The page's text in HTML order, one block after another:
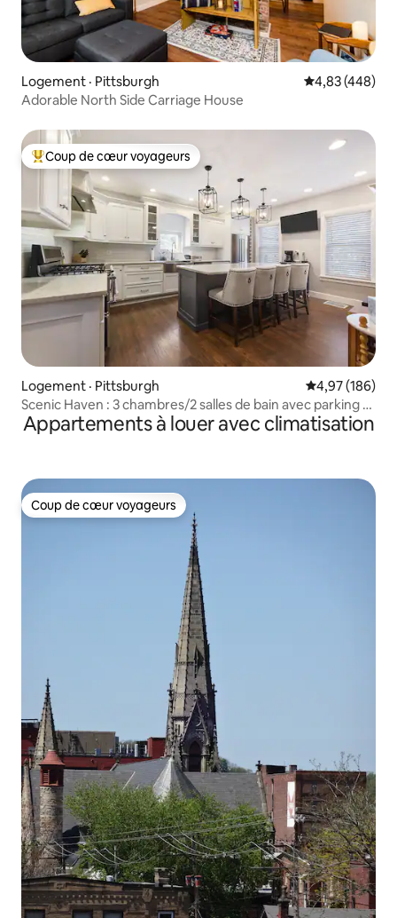
Logement · Pittsburgh Note
4,83 (448)
Adorable North Side Carriage House
Coup de cœur voyageurs parmi les plus aimés
Coup de cœur voyageurs
Logement · Pittsburgh Note
4,97 (186)
Scenic Haven : 3 chambres/2 salles de bain avec parking +
patio
Appartements à louer avec climatisation
Coup de cœur voyageurs
Coup de cœur voyageurs